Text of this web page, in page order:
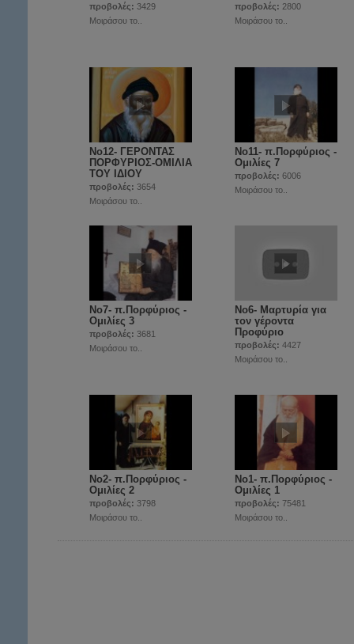
προβολές: 3429
Μοιράσου το..
προβολές: 2800
Μοιράσου το..
Νο12- ΓΕΡΟΝΤΑΣ
ΠΟΡΦΥΡΙΟΣ-ΟΜΙΛΙΑ
ΤΟΥ ΙΔΙΟΥ
προβολές: 3654
Μοιράσου το..
Νο11- π.Πορφύριος -
Ομιλίες 7
προβολές: 6006
Μοιράσου το..
Νο7- π.Πορφύριος -
Ομιλίες 3
προβολές: 3681
Μοιράσου το..
Νο6- Μαρτυρία για
τον γέροντα
Προφύριο
προβολές: 4427
Μοιράσου το..
Νο2- π.Πορφύριος -
Ομιλίες 2
προβολές: 3798
Μοιράσου το..
Νο1- π.Πορφύριος -
Ομιλίες 1
προβολές: 75481
Μοιράσου το..